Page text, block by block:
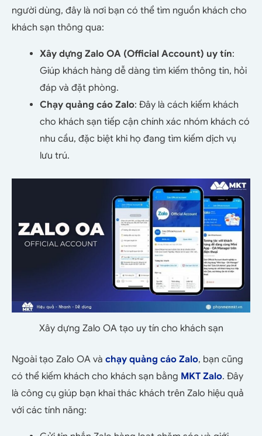
người dùng, đây là nơi bạn có thể tìm nguồn khách cho
khách sạn thông qua:
Xây dựng Zalo OA (Official Account) uy tín:
Giúp khách hàng dễ dàng tìm kiếm thông tin, hỏi
đáp và đặt phòng.
Chạy quảng cáo Zalo: Đây là cách kiếm khách
cho khách sạn tiếp cận chính xác nhóm khách có
nhu cầu, đặc biệt khi họ đang tìm kiếm dịch vụ
lưu trú.
Xây dựng Zalo OA tạo uy tín cho khách sạn
Ngoài tạo Zalo OA và chạy quảng cáo Zalo, bạn cũng
có thể kiếm khách cho khách sạn bằng MKT Zalo. Đây
là công cụ giúp bạn khai thác khách trên Zalo hiệu quả
với các tính năng: